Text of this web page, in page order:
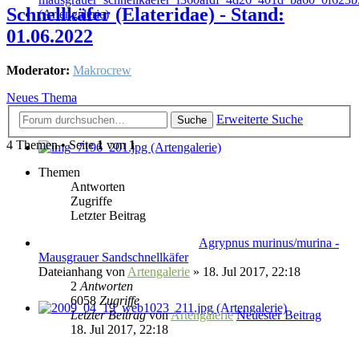
Schnellkäfer (Elateridae) - Stand:
01.06.2022
Moderator: Makrocrew
Neues Thema
Suche
Erweiterte Suche
4 Themen • Seite1 von 1
Themen
Antworten
Zugriffe
Letzter Beitrag
Agrypnus murinus/murina -
Mausgrauer Sandschnellkäfer
Dateianhang von Artengalerie » 18. Jul 2017, 22:18
2 Antworten
6058 Zugriffe
Letzter BeitragvonArtengalerie Neuester Beitrag
18. Jul 2017, 22:18